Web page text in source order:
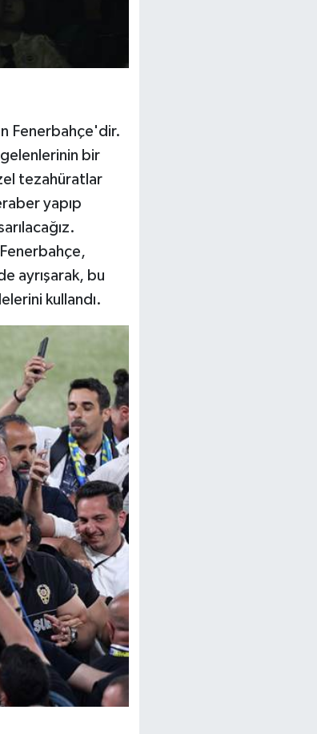
Fenerbahçe'dir.
gelenlerinin bir
tezahüratlar
yapıp
ayrışarak, bu
kullandı.